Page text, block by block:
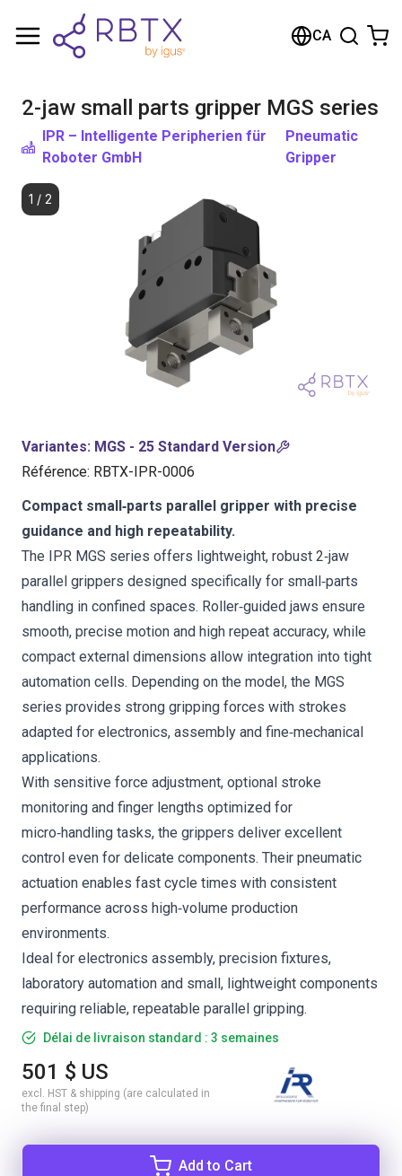
CA
2-jaw small parts gripper MGS series
IPR – Intelligente Peripherien für
Roboter GmbH
Pneumatic
Gripper
1 / 2
Variantes: MGS - 25 Standard Version
Référence: RBTX-IPR-0006
Compact small‑parts parallel gripper with precise
guidance and high repeatability.
The IPR MGS series offers lightweight, robust 2‑jaw
parallel grippers designed specifically for small‑parts
handling in confined spaces. Roller‑guided jaws ensure
smooth, precise motion and high repeat accuracy, while
compact external dimensions allow integration into tight
automation cells. Depending on the model, the MGS
series provides strong gripping forces with strokes
adapted for electronics, assembly and fine‑mechanical
applications.
With sensitive force adjustment, optional stroke
monitoring and finger lengths optimized for
micro‑handling tasks, the grippers deliver excellent
control even for delicate components. Their pneumatic
actuation enables fast cycle times with consistent
performance across high‑volume production
environments.
Ideal for electronics assembly, precision fixtures,
laboratory automation and small, lightweight components
requiring reliable, repeatable parallel gripping.
Délai de livraison standard : 3 semaines
501 $ US
excl. HST & shipping (are calculated in
the final step)
Add to Cart
Shopping Cart
Browse the shop